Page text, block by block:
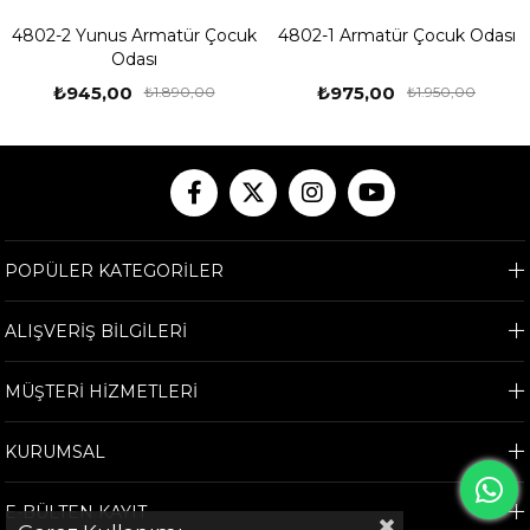
4802-2 Yunus Armatür Çocuk
Odası
₺945,00 ₺1.890,00
4802-1 Armatür Çocuk Odası
₺975,00 ₺1.950,00
POPÜLER KATEGORİLER
ALIŞVERİŞ BİLGİLERİ
MÜŞTERİ HİZMETLERİ
KURUMSAL
E-BÜLTEN KAYIT